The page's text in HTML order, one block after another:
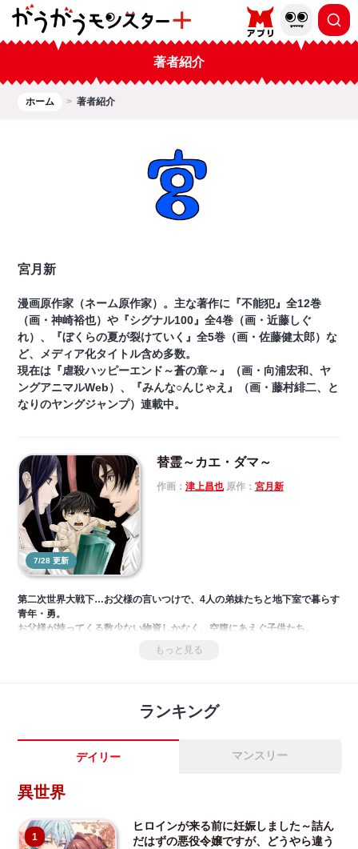
著者紹介
ホーム 著者紹介
宮月新
漫画原作家（ネーム原作家）。主な著作に『不能犯』全12巻
（画・神崎裕也）や『シグナル100』全4巻（画・近藤しぐ
れ）、『ぼくらの夏が裂けていく』全5巻（画・佐藤健太郎）な
ど、メディア化タイトル含め多数。
現在は『虐殺ハッピーエンド～蒼の章～』（画・向浦宏和、ヤ
ングアニマルWeb）、『みんな○んじゃえ』（画・藤村緋二、と
なりのヤングジャンプ）連載中。
7/28 更新
替霊～カエ・ダマ～
作画： 津上昌也原作： 宮月新
第二次世界大戦下…お父様の言いつけで、4人の弟妹たちと地下室で暮らす
青年・勇。
お父様が持ってくる数少ない物資しかなく、空腹にあえぐ子供たち。
そんな中、お父様が鍵をかけ忘れたことにより、水を求めて地下室を出る
勇だったが、そこには地下空間が広がっていて、ある小部屋で大量に並ぶ
もっと見る
ランキング
デイリー マンスリー
異世界
1
ヒロインが来る前に妊娠しました～詰ん
だはずの悪役令嬢ですが、どうやら違う